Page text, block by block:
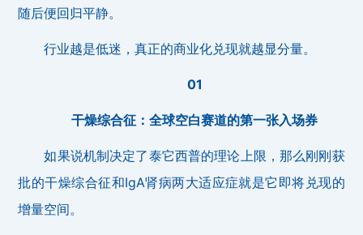
随后便回归平静。
行业越是低迷，真正的商业化兑现就越显分量。
01
干燥综合征：全球空白赛道的第一张入场券
如果说机制决定了泰它西普的理论上限，那么刚刚获
批的干燥综合征和IgA肾病两大适应症就是它即将兑现的
增量空间。